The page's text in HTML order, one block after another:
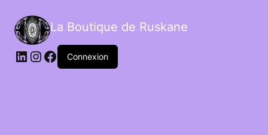
La Boutique de Ruskane
Connexion